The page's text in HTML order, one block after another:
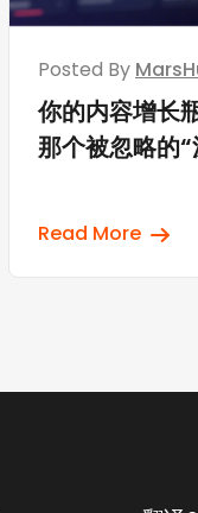
Posted By
你的内容增长
那个被忽略的“
Read More